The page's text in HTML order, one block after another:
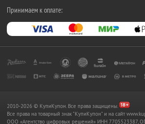
Принимаем к оплате:
2010-2026 © КупиКупон. Все права защищены.
Все права на товарный знак "КупиКупон" и на сайт
OOO «Агентство цифровых решений» ИНН 7705523387,